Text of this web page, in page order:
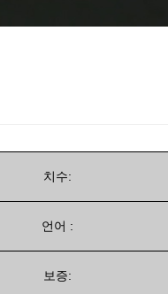
치수:
언어 :
보증: